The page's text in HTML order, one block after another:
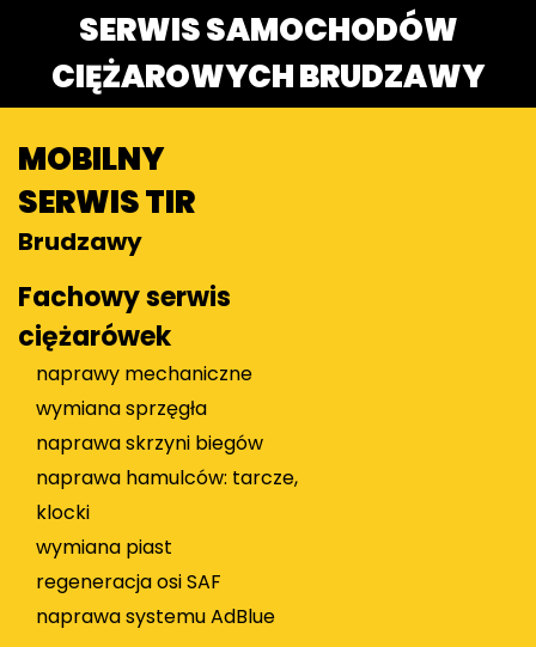
SERWIS SAMOCHODÓW
CIĘŻAROWYCH BRUDZAWY
MOBILNY
SERWIS TIR
Brudzawy
Fachowy serwis
ciężarówek
naprawy mechaniczne
wymiana sprzęgła
naprawa skrzyni biegów
naprawa hamulców: tarcze,
klocki
wymiana piast
regeneracja osi SAF
naprawa systemu AdBlue